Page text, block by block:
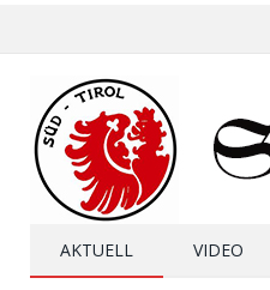
AKTUELL VIDEO